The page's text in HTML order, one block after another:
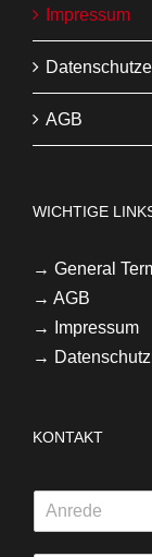
Impressum
AGB
WICHTIGE
→ General
→ AGB
→ Impressum
→
KONTAKT